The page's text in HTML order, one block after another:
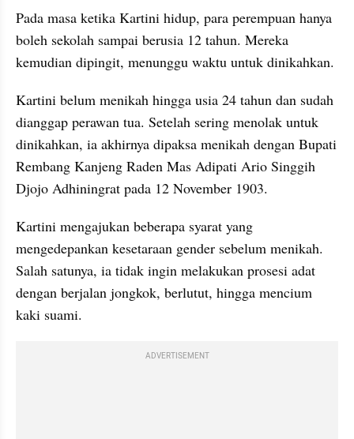
Pada masa ketika Kartini hidup, para perempuan hanya
boleh sekolah sampai berusia 12 tahun. Mereka
kemudian dipingit, menunggu waktu untuk dinikahkan.
Kartini belum menikah hingga usia 24 tahun dan sudah
dianggap perawan tua. Setelah sering menolak untuk
dinikahkan, ia akhirnya dipaksa menikah dengan Bupati
Rembang Kanjeng Raden Mas Adipati Ario Singgih
Djojo Adhiningrat pada 12 November 1903.
Kartini mengajukan beberapa syarat yang
mengedepankan kesetaraan gender sebelum menikah.
Salah satunya, ia tidak ingin melakukan prosesi adat
dengan berjalan jongkok, berlutut, hingga mencium
kaki suami.
ADVERTISEMENT